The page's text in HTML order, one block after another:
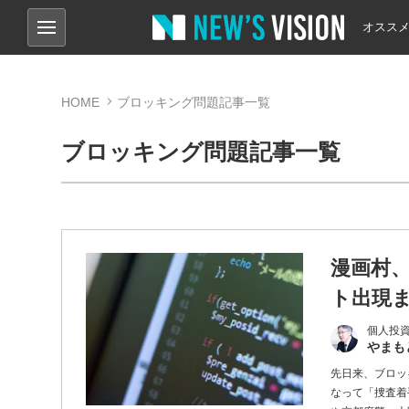
オスス
HOME ブロッキング問題記事一覧
ブロッキング問題記事一覧
漫画村
ト出現
個人投
やまも
先日来、ブロ
なって「捜査